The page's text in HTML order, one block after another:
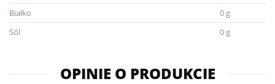
Białko
0 g
Sól
0 g
OPINIE O PRODUKCIE